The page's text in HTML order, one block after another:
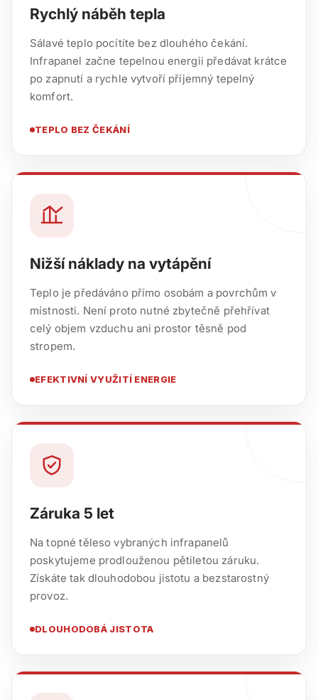
Rychlý náběh tepla
Sálavé teplo pocítíte bez dlouhého čekání.
Infrapanel začne tepelnou energii předávat krátce
po zapnutí a rychle vytvoří příjemný tepelný
komfort.
TEPLO BEZ ČEKÁNÍ
Nižší náklady na vytápění
Teplo je předáváno přímo osobám a povrchům v
místnosti. Není proto nutné zbytečně přehřívat
celý objem vzduchu ani prostor těsně pod
stropem.
EFEKTIVNÍ VYUŽITÍ ENERGIE
Záruka 5 let
Na topné těleso vybraných infrapanelů
poskytujeme prodlouženou pětiletou záruku.
Získáte tak dlouhodobou jistotu a bezstarostný
provoz.
DLOUHODOBÁ JISTOTA